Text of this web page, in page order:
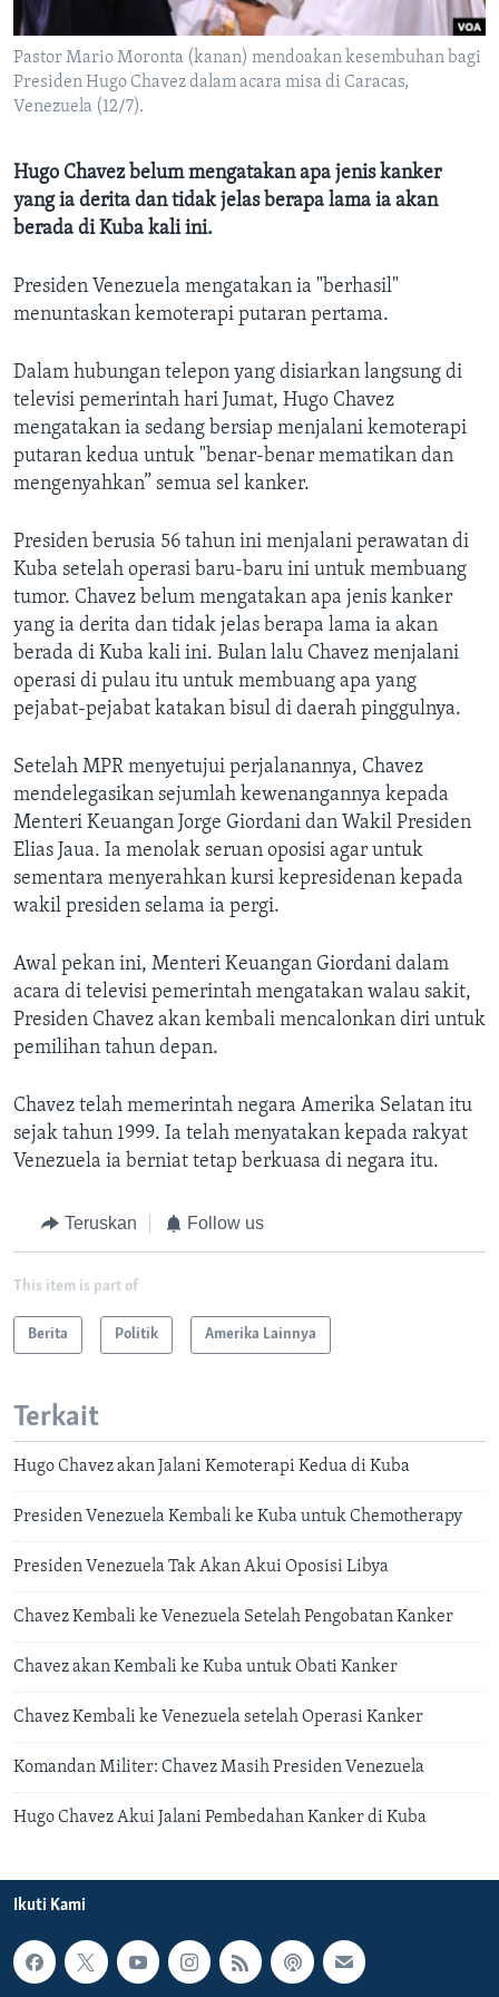
Pastor Mario Moronta (kanan) mendoakan kesembuhan bagi
Presiden Hugo Chavez dalam acara misa di Caracas,
Venezuela (12/7).
Hugo Chavez belum mengatakan apa jenis kanker
yang ia derita dan tidak jelas berapa lama ia akan
berada di Kuba kali ini.
Presiden Venezuela mengatakan ia "berhasil"
menuntaskan kemoterapi putaran pertama.
Dalam hubungan telepon yang disiarkan langsung di
televisi pemerintah hari Jumat, Hugo Chavez
mengatakan ia sedang bersiap menjalani kemoterapi
putaran kedua untuk "benar-benar mematikan dan
mengenyahkan” semua sel kanker.
Presiden berusia 56 tahun ini menjalani perawatan di
Kuba setelah operasi baru-baru ini untuk membuang
tumor. Chavez belum mengatakan apa jenis kanker
yang ia derita dan tidak jelas berapa lama ia akan
berada di Kuba kali ini. Bulan lalu Chavez menjalani
operasi di pulau itu untuk membuang apa yang
pejabat-pejabat katakan bisul di daerah pinggulnya.
Setelah MPR menyetujui perjalanannya, Chavez
mendelegasikan sejumlah kewenangannya kepada
Menteri Keuangan Jorge Giordani dan Wakil Presiden
Elias Jaua. Ia menolak seruan oposisi agar untuk
sementara menyerahkan kursi kepresidenan kepada
wakil presiden selama ia pergi.
Awal pekan ini, Menteri Keuangan Giordani dalam
acara di televisi pemerintah mengatakan walau sakit,
Presiden Chavez akan kembali mencalonkan diri untuk
pemilihan tahun depan.
Chavez telah memerintah negara Amerika Selatan itu
sejak tahun 1999. Ia telah menyatakan kepada rakyat
Venezuela ia berniat tetap berkuasa di negara itu.
Teruskan Follow us
This item is part of
Berita Politik Amerika Lainnya
Terkait
Hugo Chavez akan Jalani Kemoterapi Kedua di Kuba
Presiden Venezuela Kembali ke Kuba untuk Chemotherapy
Presiden Venezuela Tak Akan Akui Oposisi Libya
Chavez Kembali ke Venezuela Setelah Pengobatan Kanker
Chavez akan Kembali ke Kuba untuk Obati Kanker
Chavez Kembali ke Venezuela setelah Operasi Kanker
Komandan Militer: Chavez Masih Presiden Venezuela
Hugo Chavez Akui Jalani Pembedahan Kanker di Kuba
Ikuti Kami